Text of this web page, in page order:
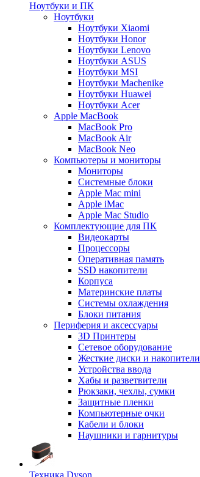
Ноутбуки и ПК
Ноутбуки
Ноутбуки Xiaomi
Ноутбуки Honor
Ноутбуки Lenovo
Ноутбуки ASUS
Ноутбуки MSI
Ноутбуки Machenike
Ноутбуки Huawei
Ноутбуки Acer
Apple MacBook
MacBook Pro
MacBook Air
MacBook Neo
Компьютеры и мониторы
Мониторы
Системные блоки
Apple Mac mini
Apple iMac
Apple Mac Studio
Комплектующие для ПК
Видеокарты
Процессоры
Оперативная память
SSD накопители
Корпуса
Материнские платы
Системы охлаждения
Блоки питания
Периферия и аксессуары
3D Принтеры
Сетевое оборудование
Жесткие диски и накопители
Устройства ввода
Хабы и разветвители
Рюкзаки, чехлы, сумки
Защитные пленки
Компьютерные очки
Кабели и блоки
Наушники и гарнитуры
Техника Dyson